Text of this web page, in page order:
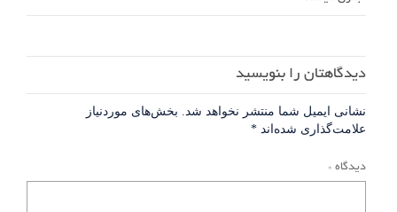
دیدگاهتان را بنویسید
نشانی ایمیل شما منتشر نخواهد شد. بخش‌های موردنیاز
علامت‌گذاری شده‌اند *
دیدگاه *